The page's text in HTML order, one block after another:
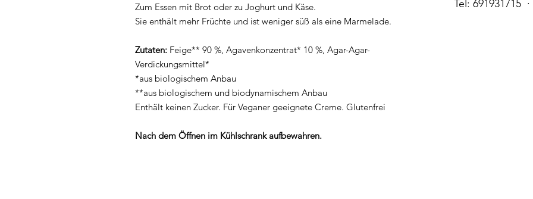
Zum Essen mit Brot oder zu Joghurt und Käse.
Sie enthält mehr Früchte und ist weniger süß als eine Marmelade.
Zutaten: Feige** 90 %, Agavenkonzentrat* 10 %, Agar-Agar-
Verdickungsmittel*
*aus biologischem Anbau
**aus biologischem und biodynamischem Anbau
Enthält keinen Zucker. Für Veganer geeignete Creme. Glutenfrei
Nach dem Öffnen im Kühlschrank aufbewahren.
Tel: 691931715 ·